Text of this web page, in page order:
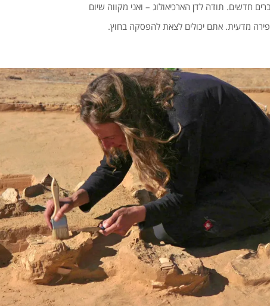
חדשים. תודה לדן הארכיאולוג – ואני מקווה שיום
מדעית. אתם יכולים לצאת להפסקה בחוץ.